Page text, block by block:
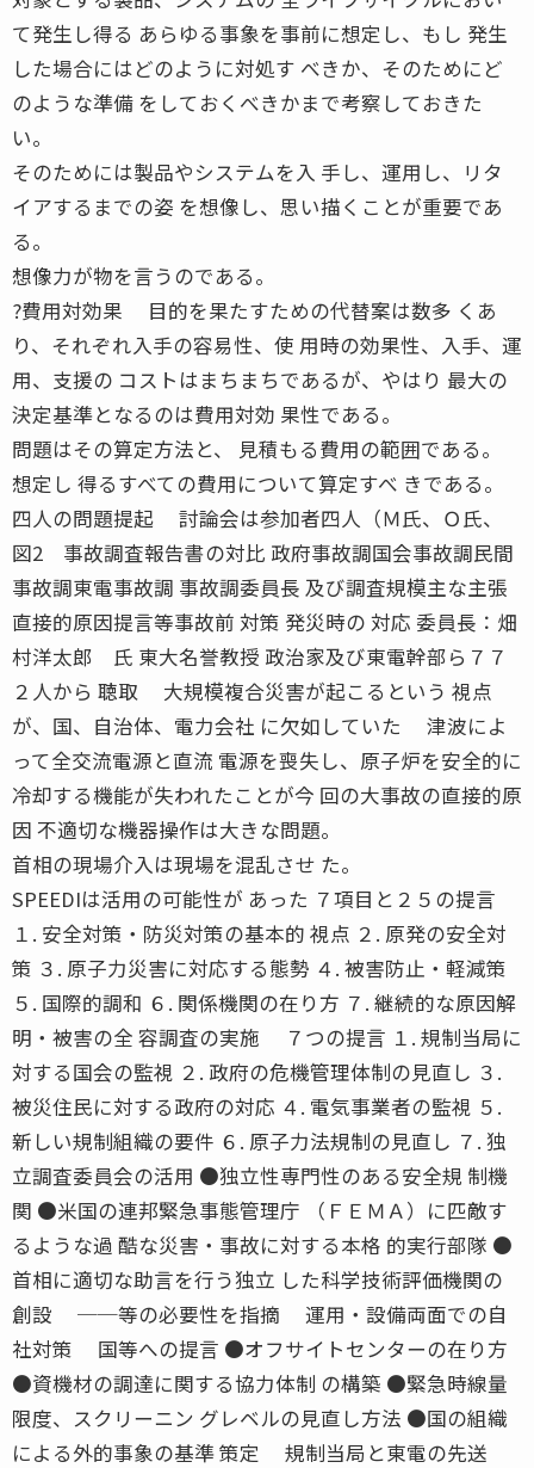
て発生し得る あらゆる事象を事前に想定し、もし 発生
した場合にはどのように対処す べきか、そのためにど
のような準備 をしておくべきかまで考察しておきた
い。
そのためには製品やシステムを入 手し、運用し、リタ
イアするまでの姿 を想像し、思い描くことが重要であ
る。
想像力が物を言うのである。
?費用対効果 目的を果たすための代替案は数多 くあ
り、それぞれ入手の容易性、使 用時の効果性、入手、運
用、支援の コストはまちまちであるが、やはり 最大の
決定基準となるのは費用対効 果性である。
問題はその算定方法と、 見積もる費用の範囲である。
想定し 得るすべての費用について算定すべ きである。
四人の問題提起 討論会は参加者四人（Ｍ氏、Ｏ氏、
図2 事故調査報告書の対比 政府事故調国会事故調民間
事故調東電事故調 事故調委員長 及び調査規模主な主張
直接的原因提言等事故前 対策 発災時の 対応 委員長：畑
村洋太郎 氏 東大名誉教授 政治家及び東電幹部ら７７
２人から 聴取 大規模複合災害が起こるという 視点
が、国、自治体、電力会社 に欠如していた 津波によ
って全交流電源と直流 電源を喪失し、原子炉を安全的に
冷却する機能が失われたことが今 回の大事故の直接的原
因 不適切な機器操作は大きな問題。
首相の現場介入は現場を混乱させ た。
SPEEDIは活用の可能性が あった ７項目と２５の提言
１. 安全対策・防災対策の基本的 視点 ２. 原発の安全対
策 ３. 原子力災害に対応する態勢 ４. 被害防止・軽減策
５. 国際的調和 ６. 関係機関の在り方 ７. 継続的な原因解
明・被害の全 容調査の実施 ７つの提言 １. 規制当局に
対する国会の監視 ２. 政府の危機管理体制の見直し ３.
被災住民に対する政府の対応 ４. 電気事業者の監視 ５.
新しい規制組織の要件 ６. 原子力法規制の見直し ７. 独
立調査委員会の活用 ●独立性専門性のある安全規 制機
関 ●米国の連邦緊急事態管理庁 （ＦＥＭＡ）に匹敵す
るような過 酷な災害・事故に対する本格 的実行部隊 ●
首相に適切な助言を行う独立 した科学技術評価機関の
創設 ──等の必要性を指摘 運用・設備両面での自
社対策 国等への提言 ●オフサイトセンターの在り方
●資機材の調達に関する協力体制 の構築 ●緊急時線量
限度、スクリーニン グレベルの見直し方法 ●国の組織
による外的事象の基準 策定 規制当局と東電の先送